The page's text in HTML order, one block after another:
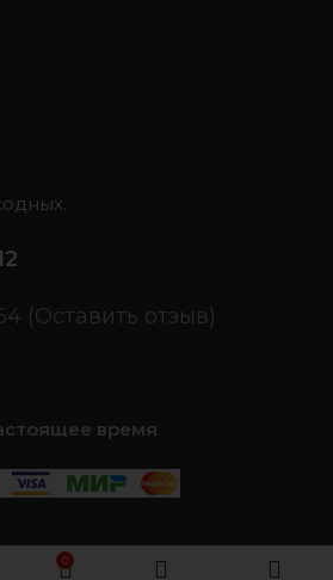
(Оставить отзыв)
время
0